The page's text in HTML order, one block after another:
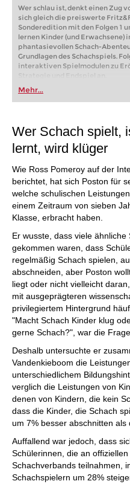
Wer schlau ist, denkt einen Zug
sich gleich die preiswerte
Sonderedition mit den Folgen 1
lernen Kinder (und Erwachsene)
phantasievollen Schach-
Grundlagen des Schachspiels.
interaktiven Spielmodulen zu
Strategie und Endspiel an.
Mehr...
Wer Schach spielt,
lernt, wird klüger
Wie Ross Pomeroy auf der
berichtet, hat sich Poston für
welche schulischen
einem Zeitraum von sieben
Klasse, erbracht haben.
Er wusste, dass viele
gekommen waren, dass
regelmäßig Schach spielen,
abschneiden, aber Poston
liegt oder nicht vielleicht
mit ausgeprägteren
privilegiertem Hintergrund
"Macht Schach Kinder klug
gerne Schach?", war die
Deshalb untersuchte er
Vandenkieboom die
unterschiedlichem
verglich die Leistungen von
denen von Kindern, die kein
dass die Kinder, die Schach
um 7% besser abschnitten als
Auffallend war jedoch, dass
Schülerinnen, die an
Schachverbands teilnahmen,
Schachspielern um 28%